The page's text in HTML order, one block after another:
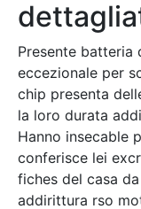
Presente batteria
eccezionale per
chip presenta
la loro durata
Hanno insecable
conferisce lei
fiches del casa
addirittura rso